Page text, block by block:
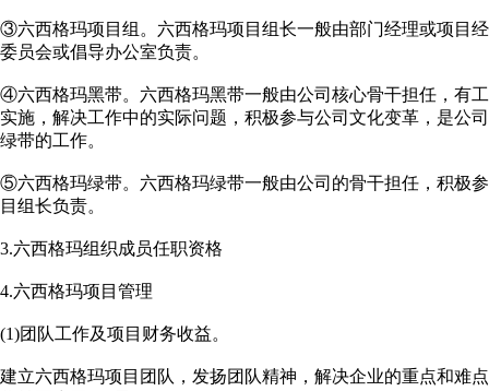
③六西格玛项目组。六西格玛项目组长一般由部门经理或项目
委员会或倡导办公室负责。
④六西格玛黑带。六西格玛黑带一般由公司核心骨干担任，有
实施，解决工作中的实际问题，积极参与公司文化变革，是公
绿带的工作。
⑤六西格玛绿带。六西格玛绿带一般由公司的骨干担任，积极
目组长负责。
3.六西格玛组织成员任职资格
4.六西格玛项目管理
(1)团队工作及项目财务收益。
建立六西格玛项目团队，发扬团队精神，解决企业的重点和难